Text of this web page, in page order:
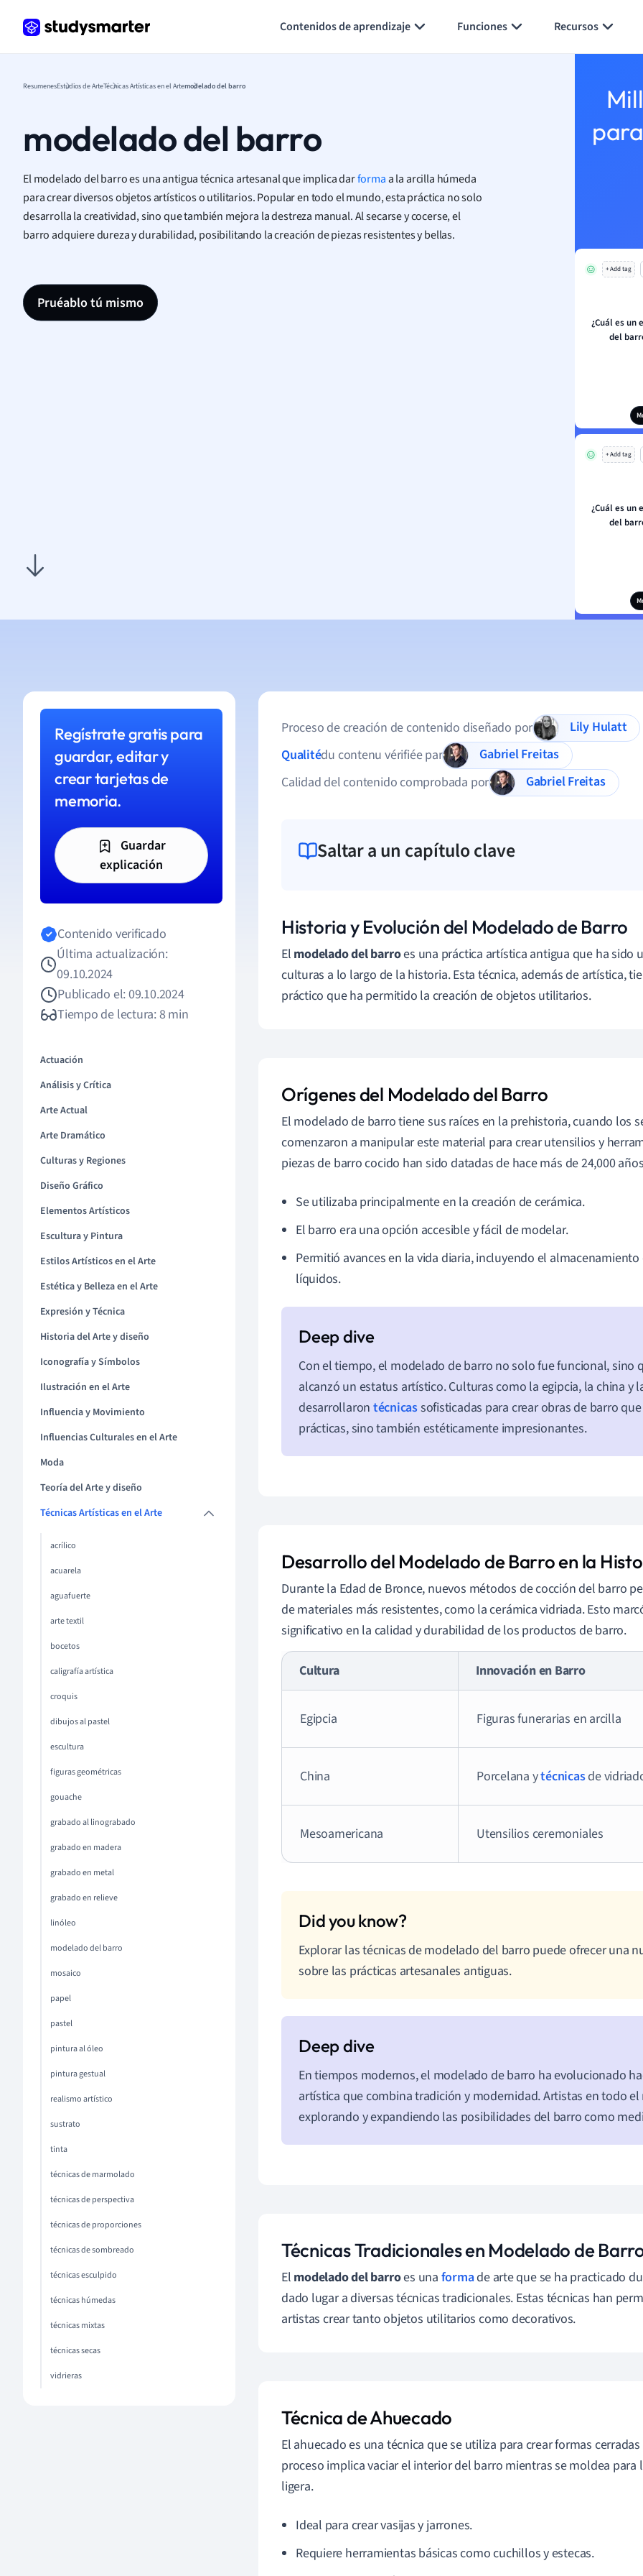
Contenidos de aprendizaje Funciones Recursos
ResumenesEstudios de ArteTécnicas Artísticas en el Artemodelado del barro
modelado del barro
El modelado del barro es una antigua técnica artesanal que implica darformaa la arcilla húmeda
para crear diversos objetos artísticos o utilitarios. Popular en todo el mundo, esta práctica no solo
desarrolla la creatividad, sino que también mejora la destreza manual. Al secarse y cocerse, el
barro adquiere dureza y durabilidad, posibilitando la creación de piezas resistentes y bellas.
Pruéablo tú mismo
+ Add tag
¿Cuál es
del
+ Add tag
¿Cuál es
del
Regístrate gratis para
guardar, editar y
crear tarjetas de
memoria.
Guardar
explicación
Contenido verificado
Última actualización:
09.10.2024
Publicado el: 09.10.2024
Tiempo de lectura: 8 min
Actuación
Análisis y Crítica
Arte Actual
Arte Dramático
Culturas y Regiones
Diseño Gráfico
Elementos Artísticos
Escultura y Pintura
Estilos Artísticos en el Arte
Estética y Belleza en el Arte
Expresión y Técnica
Historia del Arte y diseño
Iconografía y Símbolos
Ilustración en el Arte
Influencia y Movimiento
Influencias Culturales en el Arte
Moda
Teoría del Arte y diseño
Técnicas Artísticas en el Arte
acrílico
acuarela
aguafuerte
arte textil
bocetos
caligrafía artística
croquis
dibujos al pastel
escultura
figuras geométricas
gouache
grabado al linograbado
grabado en madera
grabado en metal
grabado en relieve
linóleo
modelado del barro
mosaico
papel
pastel
pintura al óleo
pintura gestual
realismo artístico
sustrato
tinta
técnicas de marmolado
técnicas de perspectiva
técnicas de proporciones
técnicas de sombreado
técnicas esculpido
técnicas húmedas
técnicas mixtas
técnicas secas
vidrieras
Proceso de creación de contenido diseñado por
Lily Hulatt
Qualitédu contenu vérifiée par
Gabriel Freitas
Calidad del contenido comprobada por
Gabriel Freitas
Saltar a un capítulo clave
Historia y Evolución del Modelado de Barro
El modelado del barroes una práctica artística antigua que ha sido
culturas a lo largo de la historia. Esta técnica, además de artística,
práctico que ha permitido la creación de objetos utilitarios.
Orígenes del Modelado del Barro
El modelado de barro tiene sus raíces en la prehistoria, cuando los
comenzaron a manipular este material para crear utensilios y
piezas de barro cocido han sido datadas de hace más de 24,000
Se utilizaba principalmente en la creación de cerámica.
El barro era una opción accesible y fácil de modelar.
Permitió avances en la vida diaria, incluyendo el
líquidos.
Con el tiempo, el modelado de barro no solo fue funcional, sino
alcanzó un estatus artístico. Culturas como la egipcia, la china y
desarrollaron técnicassofisticadas para crear obras de barro
prácticas, sino también estéticamente impresionantes.
Desarrollo del Modelado de Barro en la
Durante la Edad de Bronce, nuevos métodos de cocción del barro
de materiales más resistentes, como la cerámica vidriada. Esto
significativo en la calidad y durabilidad de los productos de barro.
Cultura Innovación en Barro
Egipcia Figuras funerarias en arcilla
China Porcelana ytécnicasde
Mesoamericana Utensilios ceremoniales
Explorar las técnicas de modelado del barro puede ofrecer una
sobre las prácticas artesanales antiguas.
En tiempos modernos, el modelado de barro ha evolucionado
artística que combina tradición y modernidad. Artistas en todo
explorando y expandiendo las posibilidades del barro como
Técnicas Tradicionales en Modelado de
El modelado del barroes una formade arte que se ha practicado
dado lugar a diversas técnicas tradicionales. Estas técnicas han
artistas crear tanto objetos utilitarios como decorativos.
Técnica de Ahuecado
El ahuecado es una técnica que se utiliza para crear formas
proceso implica vaciar el interior del barro mientras se moldea
ligera.
Ideal para crear vasijas y jarrones.
Requiere herramientas básicas como cuchillos y estecas.